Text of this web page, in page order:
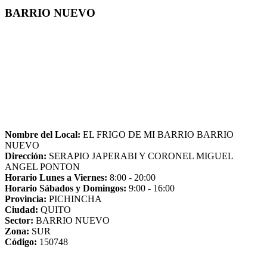
BARRIO NUEVO
Nombre del Local: EL FRIGO DE MI BARRIO BARRIO
NUEVO
Dirección: SERAPIO JAPERABI Y CORONEL MIGUEL
ANGEL PONTON
Horario Lunes a Viernes: 8:00 - 20:00
Horario Sábados y Domingos: 9:00 - 16:00
Provincia: PICHINCHA
Ciudad: QUITO
Sector: BARRIO NUEVO
Zona: SUR
Código: 150748